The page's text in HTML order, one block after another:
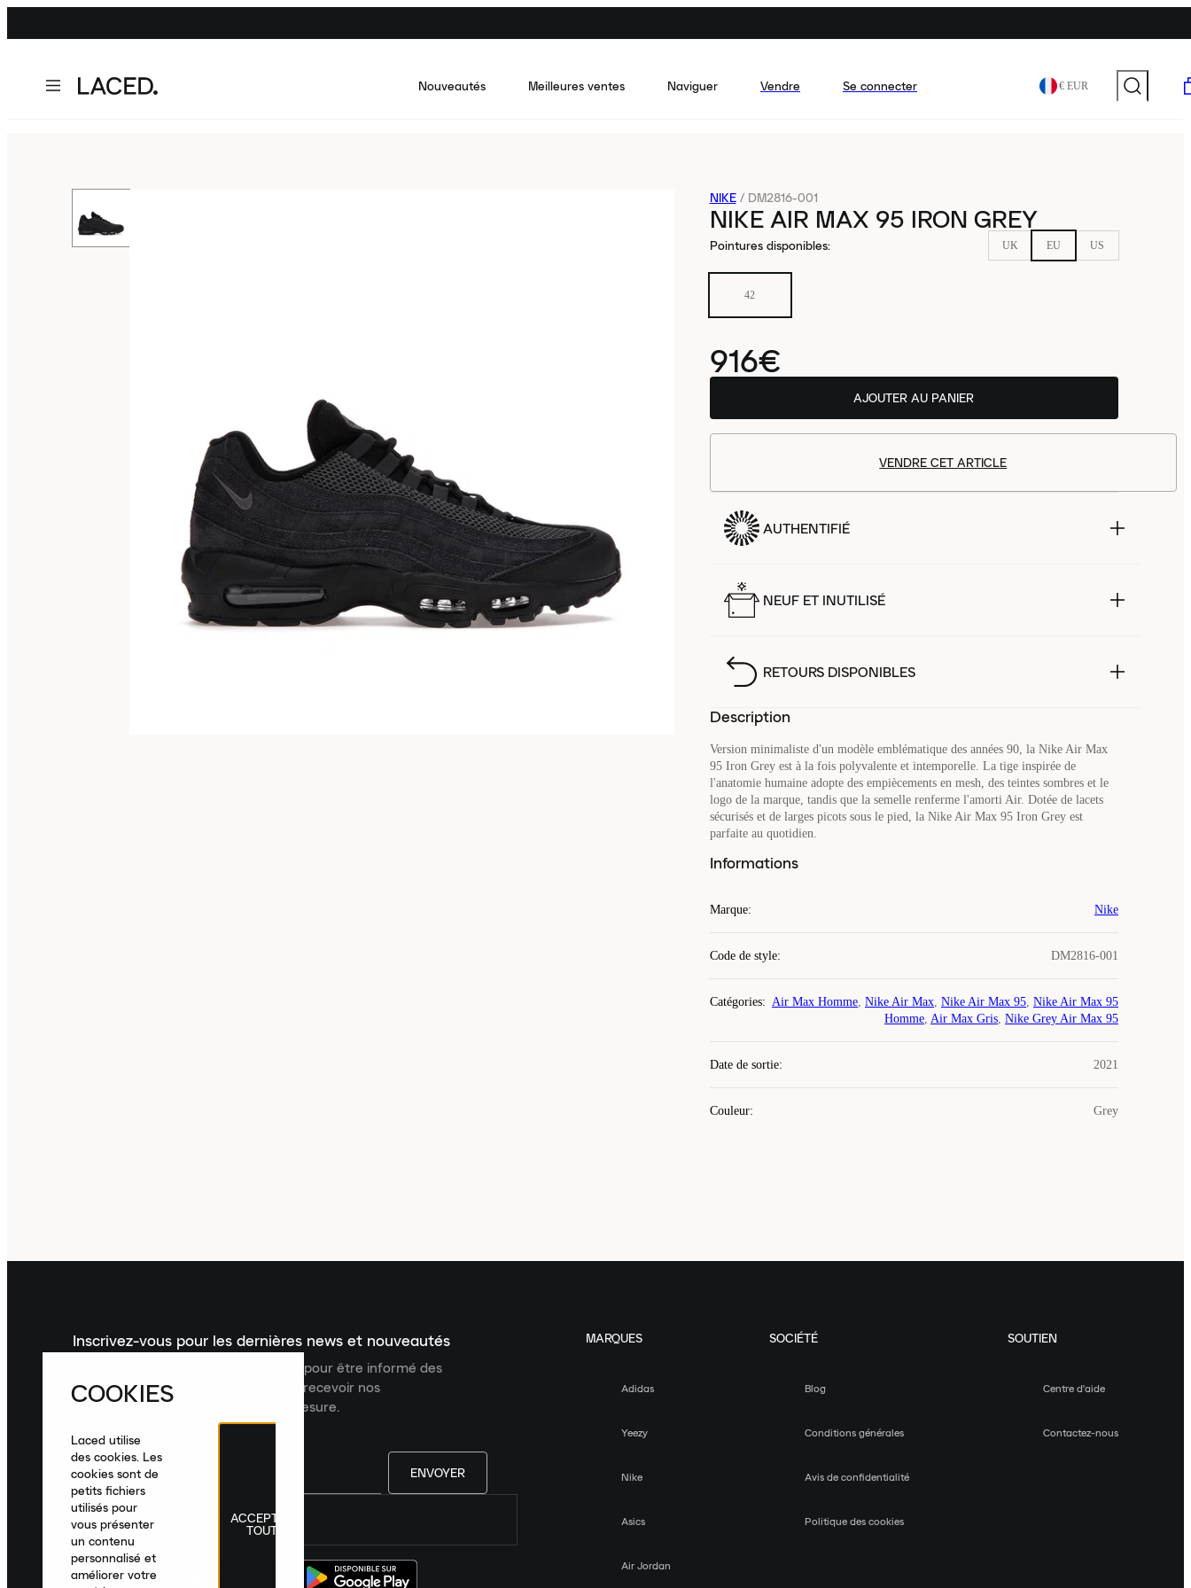
Nouveautés Meilleures ventes Naviguer Vendre Se connecter € EUR
NIKE / DM2816-001
NIKE AIR MAX 95 IRON GREY
Pointures disponibles: UK EU US
42
916€
AJOUTER AU PANIER
VENDRE CET ARTICLE
AUTHENTIFIÉ
NEUF ET INUTILISÉ
RETOURS DISPONIBLES
Description
Version minimaliste d'un modèle emblématique des années 90, la Nike Air Max
95 Iron Grey est à la fois polyvalente et intemporelle. La tige inspirée de
l'anatomie humaine adopte des empiècements en mesh, des teintes sombres et le
logo de la marque, tandis que la semelle renferme l'amorti Air. Dotée de lacets
sécurisés et de larges picots sous le pied, la Nike Air Max 95 Iron Grey est
parfaite au quotidien.
Informations
Marque: Nike
Code de style: DM2816-001
Catégories: Air Max Homme, Nike Air Max, Nike Air Max 95, Nike Air Max 95
Homme, Air Max Gris, Nike Grey Air Max 95
Date de sortie: 2021
Couleur: Grey
Inscrivez-vous pour les dernières news et nouveautés
Inscrivez-vous à la newsletter Laced pour être informé des
dernières nouveautés, collections et recevoir nos
recommandations de produits sur mesure.
ENVOYER
France|Français
MARQUES
Adidas
Yeezy
Nike
Asics
Air Jordan
SOCIÉTÉ
Blog
Conditions générales
Avis de confidentialité
Politique des cookies
SOUTIEN
Centre d'aide
Contactez-nous
COOKIES
Laced utilise
des cookies. Les
cookies sont de
petits fichiers
utilisés pour
vous présenter
un contenu
personnalisé et
améliorer votre
ACCEPTER
TOUT